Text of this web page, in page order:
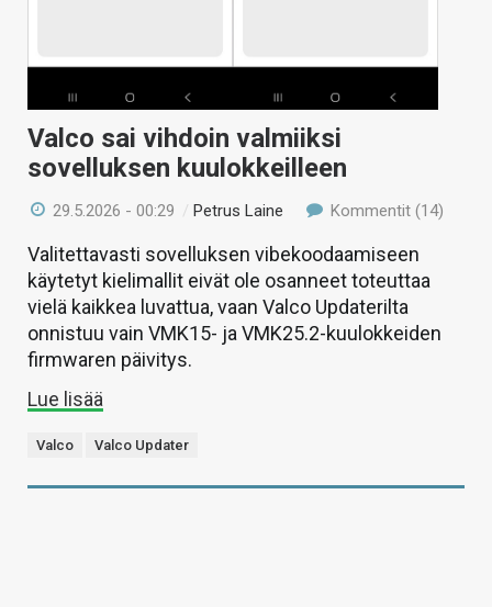
Valco sai vihdoin valmiiksi
sovelluksen kuulokkeilleen
29.5.2026 - 00:29 /Petrus Laine Kommentit (14)
Valitettavasti sovelluksen vibekoodaamiseen
käytetyt kielimallit eivät ole osanneet toteuttaa
vielä kaikkea luvattua, vaan Valco Updaterilta
onnistuu vain VMK15- ja VMK25.2-kuulokkeiden
firmwaren päivitys.
Lue lisää
Valco Valco Updater